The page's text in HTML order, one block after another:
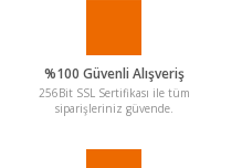
%100 Güvenli Alışveriş
256Bit SSL Sertifikası ile tüm
siparişleriniz güvende.